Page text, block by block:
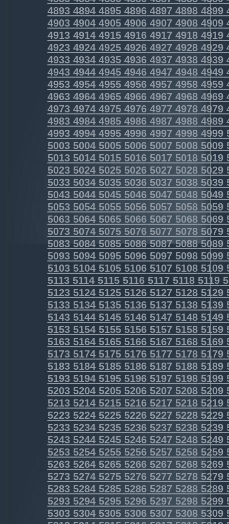
4893489448954896489748984899
4903490449054906490749084909
49134914491549164917 49184919
49234924492549264927 49284929
49334934493549364937 49384939
49434944494549464947 49484949
49534954495549564957 49584959
49634964496549664967 49684969
49734974497549764977 49784979
49834984498549864987 49884989
49934994499549964997 49984999
50035004500550065007 50085009
50135014501550165017 50185019
50235024502550265027 50285029
50335034503550365037 50385039
50435044504550465047 50485049
50535054505550565057 50585059
50635064506550665067 50685069
50735074507550765077 50785079
5083508450855086508750885089
5093509450955096509750985099
5103510451055106510751085109
5113511451155116511751185119
5123512451255126512751285129
5133513451355136513751385139
5143514451455146514751485149
5153515451555156515751585159
5163516451655166516751685169
5173517451755176517751785179
5183518451855186518751885189
5193519451955196519751985199
5203520452055206520752085209
5213521452155216521752185219
52235224522552265227 52285229
52335234523552365237 52385239
52435244524552465247 52485249
52535254525552565257 52585259
52635264526552665267 52685269
52735274527552765277 52785279
52835284528552865287 52885289
52935294529552965297 52985299
53035304530553065307 53085309